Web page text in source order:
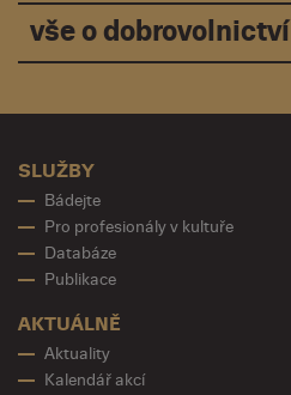
vše o dobrovolnictví
SLUŽBY
Bádejte
Pro profesionály v kultuře
Databáze
Publikace
AKTUÁLNĚ
Aktuality
Kalendář akcí